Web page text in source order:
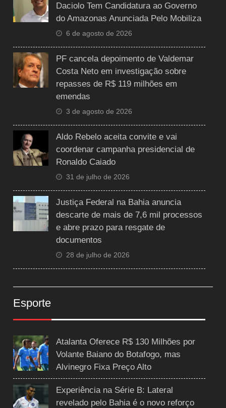
Daciolo Tem Candidatura ao Governo
do Amazonas Anunciada Pelo Mobiliza
6 de agosto de 2026
PF cancela depoimento de Valdemar
Costa Neto em investigação sobre
repasses de R$ 119 milhões em
emendas
3 de agosto de 2026
Aldo Rebelo aceita convite e vai
coordenar campanha presidencial de
Ronaldo Caiado
31 de julho de 2026
Justiça Federal na Bahia anuncia
descarte de mais de 7,6 mil processos
e abre prazo para resgate de
documentos
28 de julho de 2026
Esporte
Atalanta Oferece R$ 130 Milhões por
Volante Baiano do Botafogo, mas
Alvinegro Fixa Preço Alto
Experiência na Série B: Lateral
revelado pelo Bahia é o novo reforço